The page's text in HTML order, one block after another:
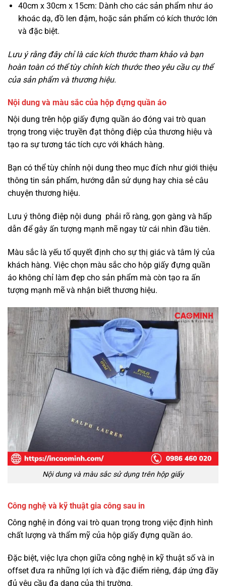
40cm x 30cm x 15cm: Dành cho các sản phẩm như áo
khoác dạ, đồ len đậm, hoặc sản phẩm có kích thước lớn
và đặc biệt.
Lưu ý rằng đây chỉ là các kích thước tham khảo và bạn
hoàn toàn có thể tùy chỉnh kích thước theo yêu cầu cụ thể
của sản phẩm và thương hiệu.
Nội dung và màu sắc của hộp đựng quần áo
Nội dung trên hộp giấy đựng quần áo đóng vai trò quan
trọng trong việc truyền đạt thông điệp của thương hiệu và
tạo ra sự tương tác tích cực với khách hàng.
Bạn có thể tùy chỉnh nội dung theo mục đích như giới thiệu
thông tin sản phẩm, hướng dẫn sử dụng hay chia sẻ câu
chuyện thương hiệu.
Lưu ý thông điệp nội dung phải rõ ràng, gọn gàng và hấp
dẫn để gây ấn tượng mạnh mẽ ngay từ cái nhìn đầu tiên.
Màu sắc là yếu tố quyết định cho sự thị giác và tâm lý của
khách hàng. Việc chọn màu sắc cho hộp giấy đựng quần
áo không chỉ làm đẹp cho sản phẩm mà còn tạo ra ấn
tượng mạnh mẽ và nhận biết thương hiệu.
Nội dung và màu sắc sử dụng trên hộp giấy
Công nghệ và kỹ thuật gia công sau in
Công nghệ in đóng vai trò quan trọng trong việc định hình
chất lượng và thẩm mỹ của hộp giấy đựng quần áo.
Đặc biệt, việc lựa chọn giữa công nghệ in kỹ thuật số và in
offset đưa ra những lợi ích và đặc điểm riêng, đáp ứng đầy
đủ yêu cầu đa dạng của thị trường.